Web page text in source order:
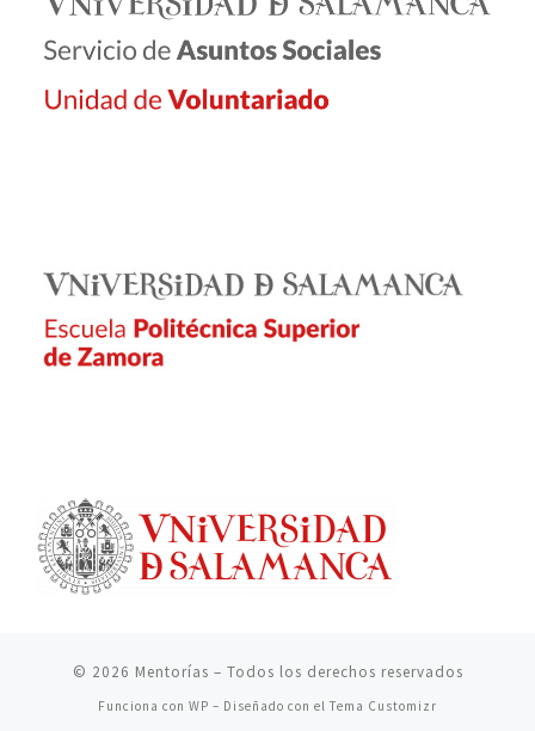
© 2026 Mentorías – Todos los derechos reservados
Funciona con WP – Diseñado con el Tema Customizr